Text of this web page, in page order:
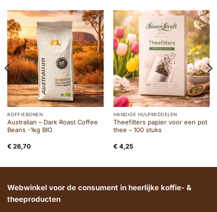
KOFFIEBONEN
Australian – Dark Roast Coffee
Beans -1kg BIO
€ 26,70
HANDIGE HULPMIDDELEN
Theefilters papier voor een pot
thee – 100 stuks
€ 4,25
Webwinkel voor de consument in heerlijke koffie- &
theeproducten